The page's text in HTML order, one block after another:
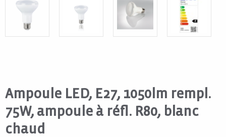
Ampoule LED, E27, 1050lm rempl.
75W, ampoule à réfl. R80, blanc
chaud